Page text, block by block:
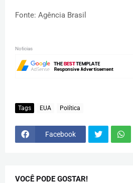
Fonte: Agência Brasil
Noticias
Tags EUA Política
Facebook
VOCÊ PODE GOSTAR!